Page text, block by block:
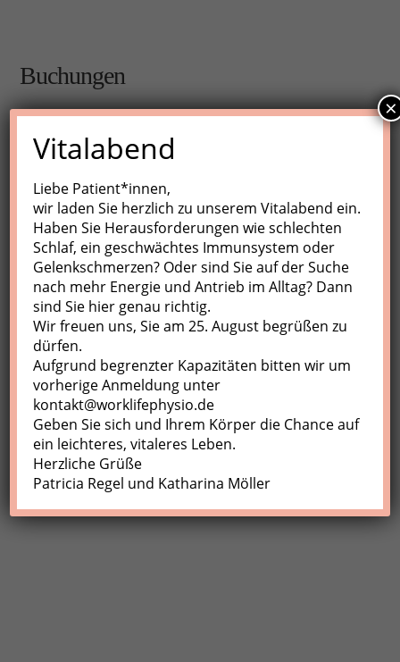
Buchungen
Buchungen sind für diese Veranstaltung nicht mehr
möglich.
Nächste Kurse
Keine Veranstaltungen
Profil
Meine Buchungen
Abmelden
Vitalabend
Liebe Patient*innen,
wir laden Sie herzlich zu unserem Vitalabend ein.
Haben Sie Herausforderungen wie schlechten
Schlaf, ein geschwächtes Immunsystem oder
Gelenkschmerzen? Oder sind Sie auf der Suche
nach mehr Energie und Antrieb im Alltag? Dann
sind Sie hier genau richtig.
Wir freuen uns, Sie am 25. August begrüßen zu
dürfen.
Aufgrund begrenzter Kapazitäten bitten wir um
vorherige Anmeldung unter
kontakt@worklifephysio.de
Geben Sie sich und Ihrem Körper die Chance auf
ein leichteres, vitaleres Leben.
Herzliche Grüße
Patricia Regel und Katharina Möller
×